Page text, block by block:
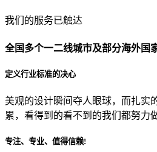
贵公司预算范围是？
贵公司的团队规模是？
目前主要的营销渠道是？
我们的服务已触达
全国多个一二线城市及部分海外国
定义行业标准的决心
美观的设计瞬间夺人眼球，而扎实
累，看得到的看不到的我们都努力
专注、专业、值得信赖!